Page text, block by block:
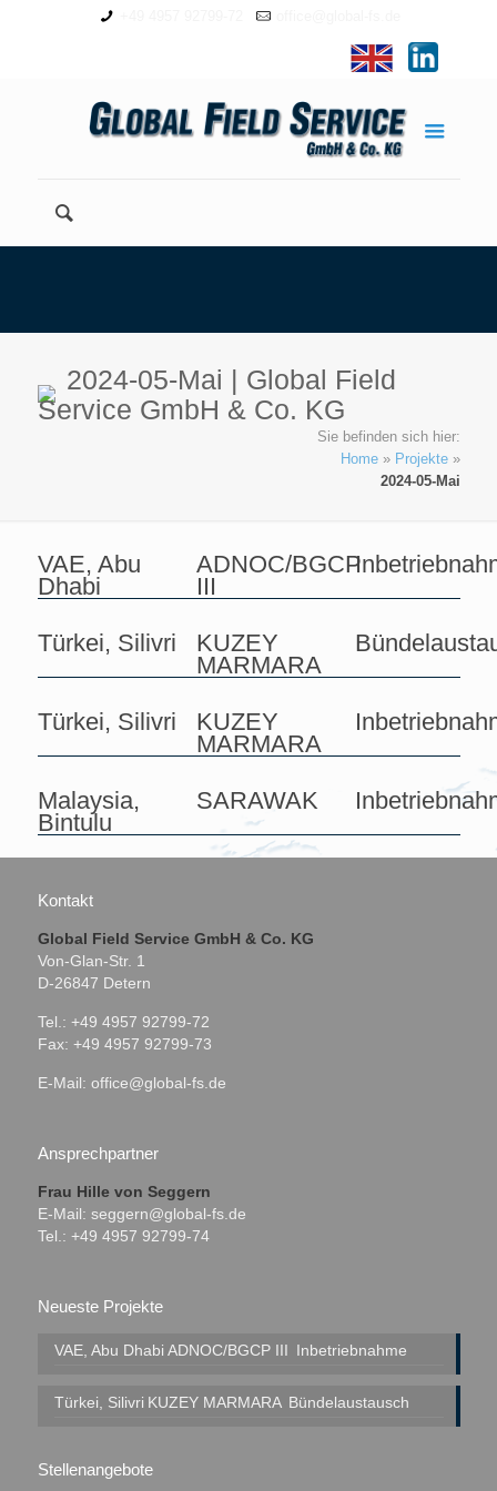
2024-05-Mai | Global Field
Service GmbH & Co. KG
Sie befinden sich hier:
Home» Projekte»
2024-05-Mai
VAE, Abu
Dhabi
ADNOC/BGCP
III
Türkei, Silivri
KUZEY
MARMARA
Türkei, Silivri
KUZEY
MARMARA
Malaysia,
Bintulu
SARAWAK
Kontakt
Global Field Service GmbH & Co. KG
Von-Glan-Str. 1
D-26847 Detern
Tel.: +49 4957 92799-72
Fax: +49 4957 92799-73
E-Mail: office@global-fs.de
Ansprechpartner
Frau Hille von Seggern
E-Mail: seggern@global-fs.de
Tel.: +49 4957 92799-74
Neueste Projekte
VAE, Abu Dhabi ADNOC/BGCP III Inbetriebnahme
Türkei, Silivri KUZEY MARMARA Bündelaustausch
Stellenangebote